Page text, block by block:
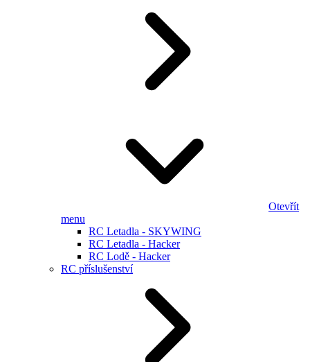
Otevřít
menu
RC Letadla - SKYWING
RC Letadla - Hacker
RC Lodě - Hacker
RC příslušenství